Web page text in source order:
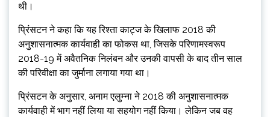
थी।
प्रिंसटन ने कहा कि यह रिश्ता काट्ज के खिलाफ 2018 की
अनुशासनात्मक कार्यवाही का फोकस था, जिसके परिणामस्वरूप
2018-19 में अवैतनिक निलंबन और उनकी वापसी के बाद तीन साल
की परिवीक्षा का जुर्माना लगाया गया था।
प्रिंसटन के अनुसार, अनाम एलुम्ना ने 2018 की अनुशासनात्मक
कार्यवाही में भाग नहीं लिया या सहयोग नहीं किया। लेकिन जब वह